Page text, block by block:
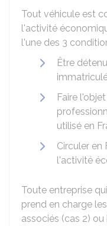
Tout véhicule est
l'activité
l'une des 3
Être
Faire
utilisé en
Circuler en
l'activité
Toute entreprise
prend en charge
associés (cas 2)